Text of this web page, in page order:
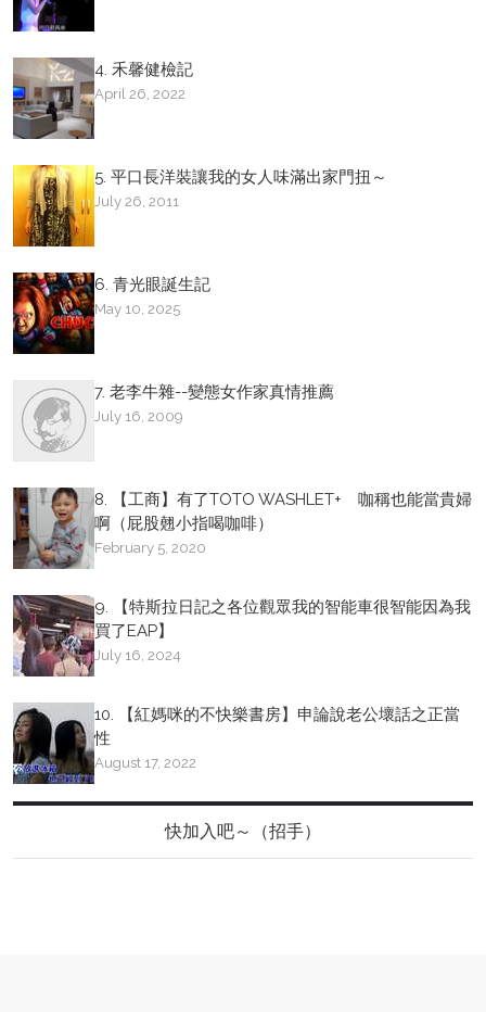
4. 禾馨健檢記
April 26, 2022
5. 平口長洋裝讓我的女人味滿出家門扭～
July 26, 2011
6. 青光眼誕生記
May 10, 2025
7. 老李牛雜--變態女作家真情推薦
July 16, 2009
8. 【工商】有了TOTO WASHLET+ 咖稱也能當貴婦
啊（屁股翹小指喝咖啡）
February 5, 2020
9. 【特斯拉日記之各位觀眾我的智能車很智能因為我
買了EAP】
July 16, 2024
10. 【紅媽咪的不快樂書房】申論說老公壞話之正當
性
August 17, 2022
快加入吧～（招手）